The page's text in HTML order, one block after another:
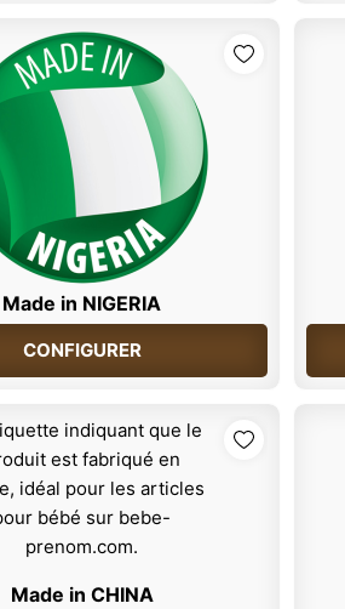
Made in NIGERIA
CONFIGURER
Made in CHINA